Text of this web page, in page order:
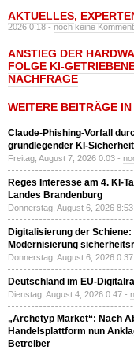
AKTUELLES,
2026 0:18 -noch keine
ANSTIEG DER
FOLGE KI-
NACHFRAGE
WEITERE BEITRÄGE
Claude-Phishing-Vorfall
grundlegender KI-
Freitag, August 7, 2026 0:03 -
Reges Interesse am 4. KI-
Landes Brandenburg
Donnerstag, August 6, 2026
Digitalisierung der
Modernisierung
Donnerstag, August 6, 2026
Deutschland im EU-
Dienstag, August 4, 2026 0:47 -
„Archetyp Market“: Nach
Handelsplattform nun
Betreiber